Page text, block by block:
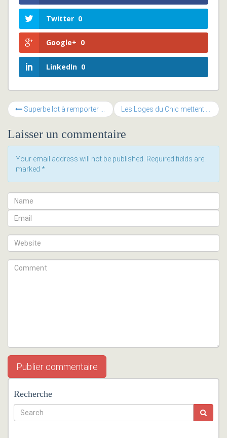
Twitter 0
Google+ 0
LinkedIn 0
Superbe lot à remporter au Loto : 1 Cheminée Murale Décorative au Bio-Ethanol
Laisser un commentaire
Your email address will not be published. Required fields are
marked *
Recherche